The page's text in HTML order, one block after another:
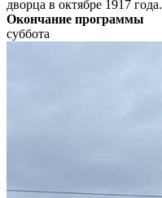
дворца в октябре 1917 года.
Окончание программы
суббота